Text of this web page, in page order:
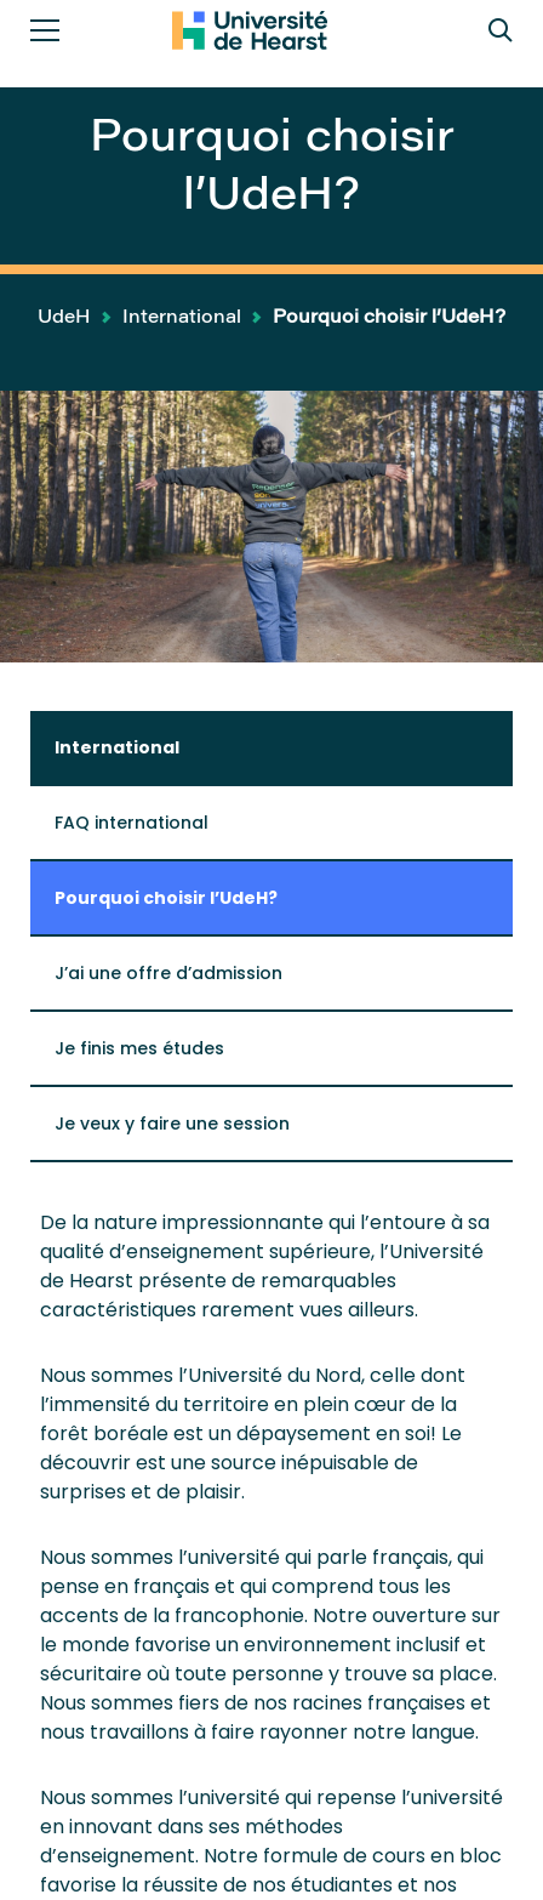
Pourquoi choisir
l’UdeH?
UdeH International Pourquoi choisir l’UdeH?
International
FAQ international
Pourquoi choisir l’UdeH?
J’ai une offre d’admission
Je finis mes études
Je veux y faire une session
De la nature impressionnante qui l’entoure à sa
qualité d’enseignement supérieure, l’Université
de Hearst présente de remarquables
caractéristiques rarement vues ailleurs.
Nous sommes l’Université du Nord, celle dont
l’immensité du territoire en plein cœur de la
forêt boréale est un dépaysement en soi! Le
découvrir est une source inépuisable de
surprises et de plaisir.
Nous sommes l’université qui parle français, qui
pense en français et qui comprend tous les
accents de la francophonie. Notre ouverture sur
le monde favorise un environnement inclusif et
sécuritaire où toute personne y trouve sa place.
Nous sommes fiers de nos racines françaises et
nous travaillons à faire rayonner notre langue.
Nous sommes l’université qui repense l’université
en innovant dans ses méthodes
d’enseignement. Notre formule de cours en bloc
favorise la réussite de nos étudiantes et nos